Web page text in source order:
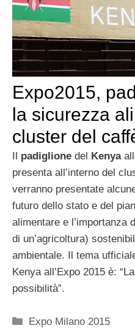
Expo2015,
la sicurezza
cluster del
Il padiglione del Kenya
presenta all’interno del
verranno presentate
futuro dello stato e del
alimentare e l’importanza
di un’agricoltura)
ambientale. Il tema
Kenya all’Expo 2015 è:
possibilità”.
Categorie
Expo Milano 2015